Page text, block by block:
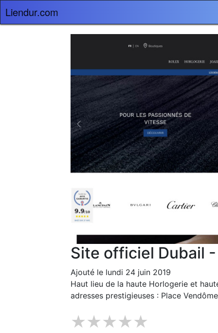
Liendur.com
Site officiel Dubail
Ajouté le lundi 24 juin 2019
Haut lieu de la haute Horlogerie et
adresses prestigieuses : Place
★★★★★